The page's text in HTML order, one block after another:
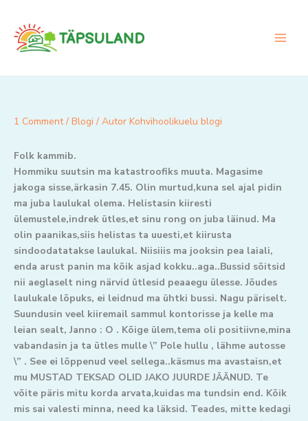
content
1 Comment / Blogi / Autor Kohvihoolikuelu blogi
Folk kammib.
Hommiku suutsin ma katastroofiks muuta. Magasime
jakoga sisse,ärkasin 7.45. Olin murtud,kuna sel ajal pidin
ma juba laulukal olema. Helistasin kiiresti
ülemustele,indrek ütles,et sinu rong on juba läinud. Ma
olin paanikas,siis helistas ta uuesti,et kiirusta
sindoodatatakse laulukal. Niisiiis ma jooksin pea laiali,
enda arust panin ma kõik asjad kokku..aga..Bussid sõitsid
nii aeglaselt ning närvid ütlesid peaaegu ülesse. Jõudes
laulukale lõpuks, ei leidnud ma ühtki bussi. Nagu päriselt.
Suundusin veel kiiremail sammul kontorisse ja kelle ma
leian sealt, Janno : O . Kõige ülem,tema oli positiivne,mina
vabandasin ja ta ütles mulle \” Pole hullu , lähme autosse
\” . See ei lõppenud veel sellega..käsmus ma avastaisn,et
mu MUSTAD TEKSAD OLID JAKO JUURDE JÄÄNUD. Te
võite päris mitu korda arvata,kuidas ma tundsin end. Kõik
mis sai valesti minna, need ka läksid. Teades, mitte kedagi